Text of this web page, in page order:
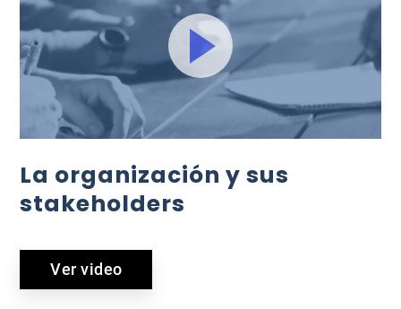
La organización y sus
stakeholders
Ver video